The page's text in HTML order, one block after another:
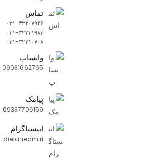
تماس
۰۳۱-۳۲۲۰۷۹۴۶
۰۳۱-۳۲۲۳۱۹۸۳
۰۳۱-۳۲۲۱۰۷۰۸
واتساپ
09031662765
پیامک
09337706159
اینستاگرام
drelaheamiri